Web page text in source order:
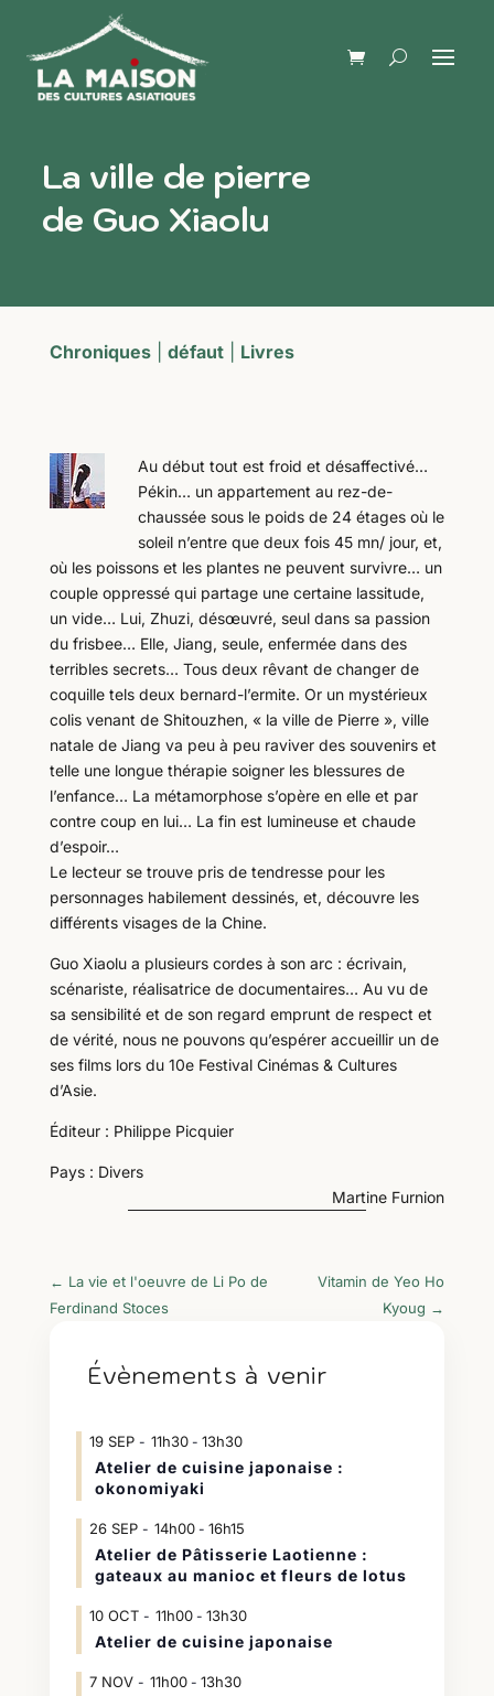
La ville de pierre
de Guo Xiaolu
Chroniques| défaut| Livres
Au début tout est froid et désaffectivé…
Pékin… un appartement au rez-de-
chaussée sous le poids de 24 étages où le
soleil n’entre que deux fois 45 mn/ jour, et,
où les poissons et les plantes ne peuvent survivre… un
couple oppressé qui partage une certaine lassitude,
un vide… Lui, Zhuzi, désœuvré, seul dans sa passion
du frisbee… Elle, Jiang, seule, enfermée dans des
terribles secrets… Tous deux rêvant de changer de
coquille tels deux bernard-l’ermite. Or un mystérieux
colis venant de Shitouzhen, « la ville de Pierre », ville
natale de Jiang va peu à peu raviver des souvenirs et
telle une longue thérapie soigner les blessures de
l’enfance… La métamorphose s’opère en elle et par
contre coup en lui… La fin est lumineuse et chaude
d’espoir…
Le lecteur se trouve pris de tendresse pour les
personnages habilement dessinés, et, découvre les
différents visages de la Chine.
Guo Xiaolu a plusieurs cordes à son arc : écrivain,
scénariste, réalisatrice de documentaires… Au vu de
sa sensibilité et de son regard emprunt de respect et
de vérité, nous ne pouvons qu’espérer accueillir un de
ses films lors du 10e Festival Cinémas & Cultures
d’Asie.
Éditeur : Philippe Picquier
Pays : Divers
Martine Furnion
← La vie et l'oeuvre de Li Po de
Ferdinand Stoces
Vitamin de Yeo Ho
Kyoug →
Évènements à venir
19 SEP 11h30- 13h30
Atelier de cuisine japonaise :
okonomiyaki
26 SEP 14h00- 16h15
Atelier de Pâtisserie Laotienne :
gateaux au manioc et fleurs de lotus
10 OCT 11h00- 13h30
Atelier de cuisine japonaise
7 NOV 11h00- 13h30